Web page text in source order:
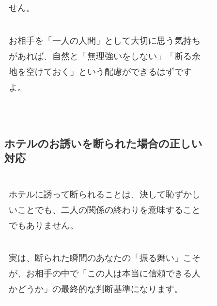
せん。
お相手を「一人の人間」として大切に思う気持ち
があれば、自然と「無理強いをしない」「断る余
地を空けておく」という配慮ができるはずです
よ。
ホテルのお誘いを断られた場合の正しい
対応
ホテルに誘って断られることは、決して恥ずかし
いことでも、二人の関係の終わりを意味すること
でもありません。
実は、断られた瞬間のあなたの「振る舞い」こそ
が、お相手の中で「この人は本当に信頼できる人
かどうか」の最終的な判断基準になります。